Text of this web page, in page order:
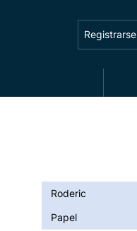
Registrarse
Roderic
Papel